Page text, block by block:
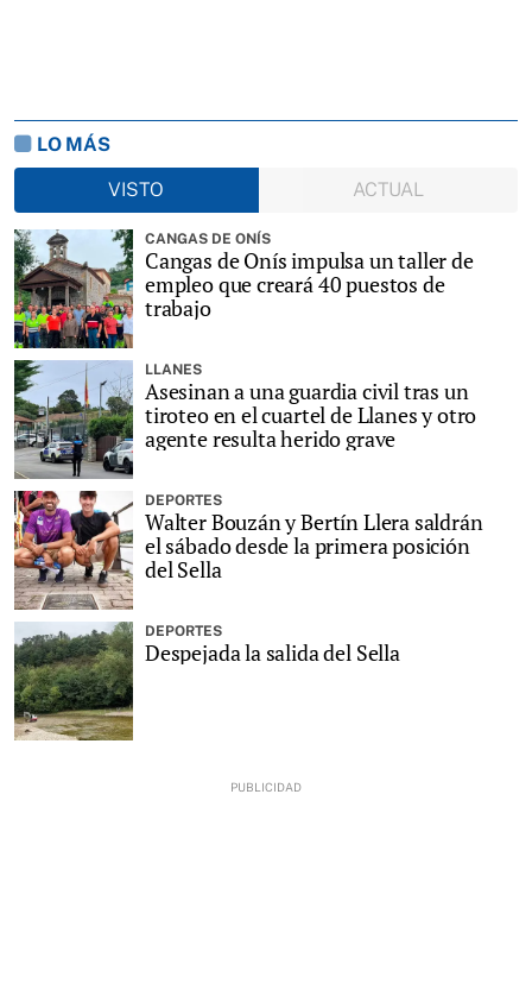
LO MÁS
VISTO
ACTUAL
CANGAS DE ONÍS
Cangas de Onís impulsa un taller de
empleo que creará 40 puestos de
trabajo
LLANES
Asesinan a una guardia civil tras un
tiroteo en el cuartel de Llanes y otro
agente resulta herido grave
DEPORTES
Walter Bouzán y Bertín Llera saldrán
el sábado desde la primera posición
del Sella
DEPORTES
Despejada la salida del Sella